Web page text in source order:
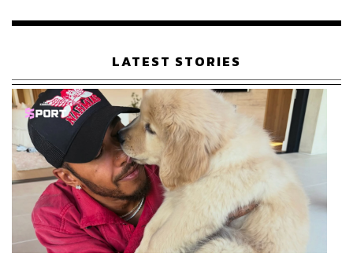
เรือนไทยที่ถูกซุกไว้
LATEST STORIES